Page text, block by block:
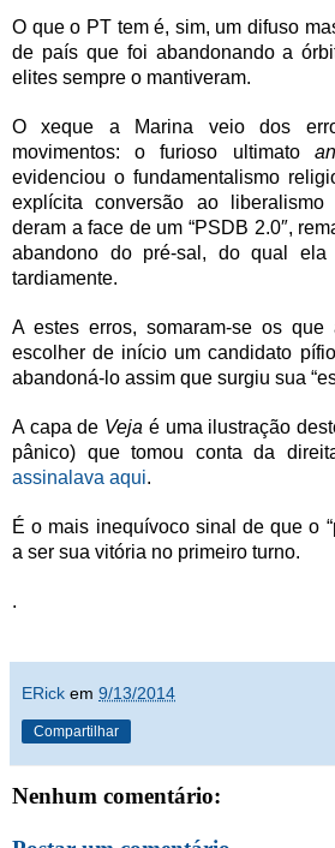
O que o PT tem é, sim, um difuso
de país que foi abandonando a
elites sempre o mantiveram.
O xeque a Marina veio dos
movimentos: o furioso ultimato
evidenciou o fundamentalismo
explícita conversão ao
deram a face de um “PSDB 2.0″,
abandono do pré-sal, do qual
tardiamente.
A estes erros, somaram-se os
escolher de início um candidato
abandoná-lo assim que surgiu sua
A capa de Veja é uma ilustração
pânico) que tomou conta da
assinalava aqui.
É o mais inequívoco sinal de que o
a ser sua vitória no primeiro turno.
.
ERick em 9/13/2014
Compartilhar
Nenhum comentário: